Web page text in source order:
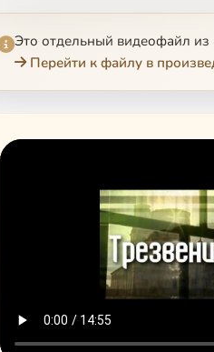
Это отдельный видеофайл из
Перейти к файлу в